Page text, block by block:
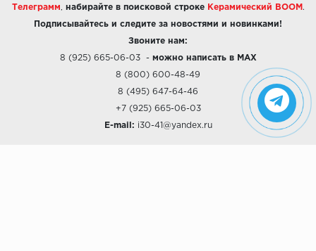
Телеграмм набирайте в поисковой строке Керамический BOOM .
Подписывайтесь и следите за новостями и новинками!
Звоните нам:
8 (925) 665-06-03- можно написать в MAX
8 (800) 600-48-49
8 (495) 647-64-46
+7 (925) 665-06-03
E-mail: i30-41@yandex.ru